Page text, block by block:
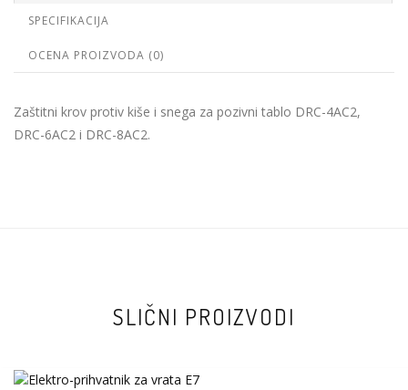
SPECIFIKACIJA
OCENA PROIZVODA (0)
Zaštitni krov protiv kiše i snega za pozivni tablo DRC-4AC2,
DRC-6AC2 i DRC-8AC2.
SLIČNI PROIZVODI